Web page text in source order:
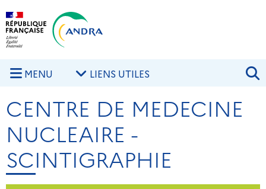
Aller au contenu principal
MENU LIENS UTILES
CENTRE DE MEDECINE
NUCLEAIRE -
SCINTIGRAPHIE